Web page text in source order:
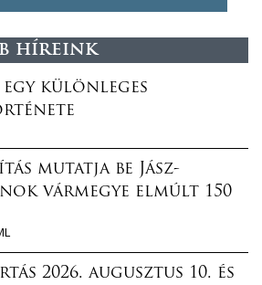
híreink
egy különleges
mutatja be Jász-
vármegye elmúlt 150
2026. augusztus 10. és